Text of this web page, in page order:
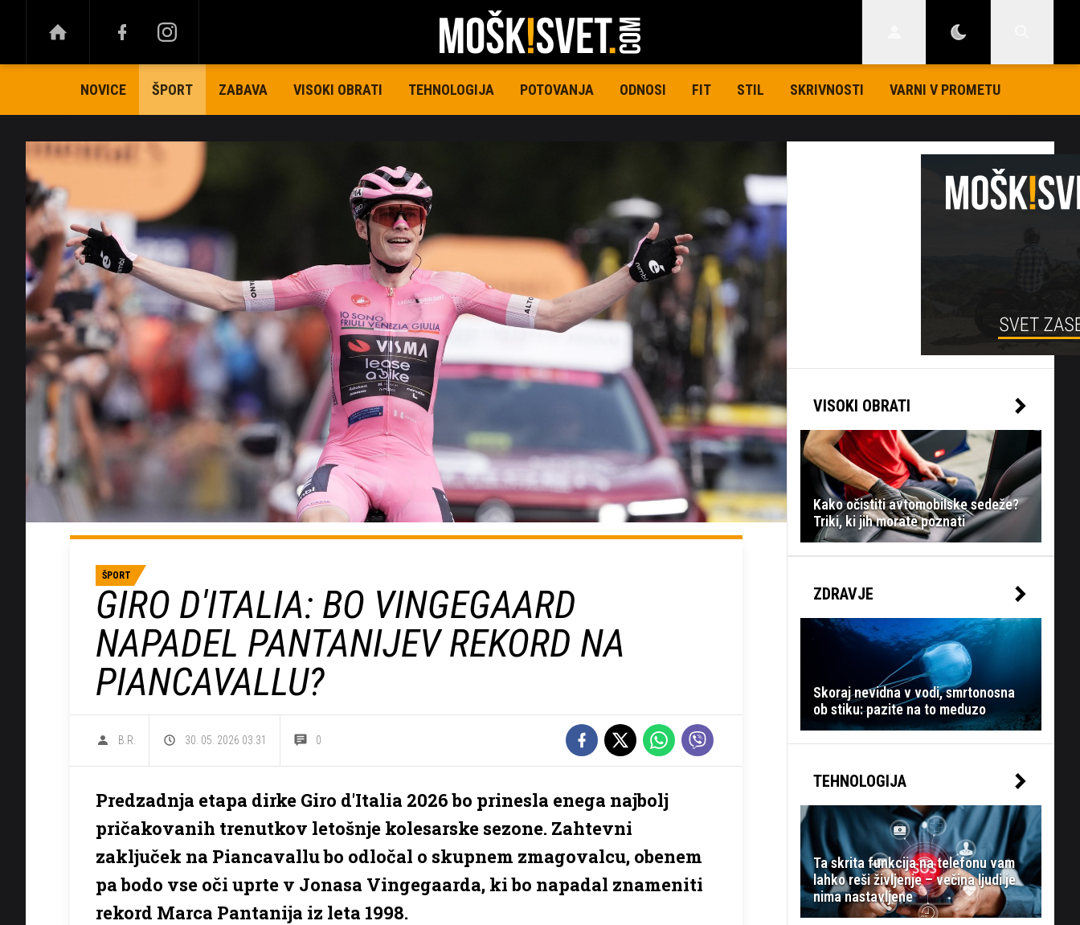
NOVICE ŠPORT ZABAVA VISOKI OBRATI TEHNOLOGIJA POTOVANJA ODNOSI FIT STIL SKRIVNOSTI VARNI V PROMETU
ŠPORT
GIRO D'ITALIA: BO VINGEGAARD
NAPADEL PANTANIJEV REKORD NA
PIANCAVALLU?
B.R. 30. 05. 2026 03.31 0
Predzadnja etapa dirke Giro d'Italia 2026 bo prinesla enega najbolj
pričakovanih trenutkov letošnje kolesarske sezone. Zahtevni
zaključek na Piancavallu bo odločal o skupnem zmagovalcu, obenem
pa bodo vse oči uprte v Jonasa Vingegaarda, ki bo napadal znameniti
rekord Marca Pantanija iz leta 1998.
VISOKI OBRATI
Kako očistiti avtomobilske sedeže?
Triki, ki jih morate poznati
ZDRAVJE
Skoraj nevidna v vodi, smrtonosna
ob stiku: pazite na to meduzo
TEHNOLOGIJA
Ta skrita funkcija na telefonu vam
lahko reši življenje – večina ljudi je
nima nastavljene